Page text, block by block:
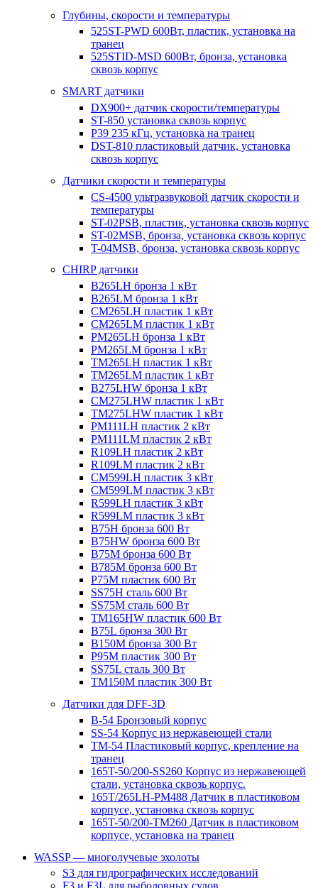
Глубины, скорости и температуры
525ST-PWD 600Вт, пластик, установка на
транец
525STID-MSD 600Вт, бронза, установка
сквозь корпус
SMART датчики
DX900+ датчик скорости/температуры
ST-850 установка сквозь корпус
P39 235 кГц, установка на транец
DST-810 пластиковый датчик, установка
сквозь корпус
Датчики скорости и температуры
CS-4500 ультразвуковой датчик скорости и
температуры
ST-02PSB, пластик, установка сквозь корпус
ST-02MSB, бронза, установка сквозь корпус
T-04MSB, бронза, установка сквозь корпус
CHIRP датчики
B265LH бронза 1 кВт
B265LM бронза 1 кВт
CM265LH пластик 1 кВт
CM265LM пластик 1 кВт
PM265LH бронза 1 кВт
PM265LM бронза 1 кВт
TM265LH пластик 1 кВт
TM265LM пластик 1 кВт
B275LHW бронза 1 кВт
CM275LHW пластик 1 кВт
TM275LHW пластик 1 кВт
PM111LH пластик 2 кВт
PM111LM пластик 2 кВт
R109LH пластик 2 кВт
R109LM пластик 2 кВт
CM599LH пластик 3 кВт
CM599LM пластик 3 кВт
R599LH пластик 3 кВт
R599LM пластик 3 кВт
B75H бронза 600 Вт
B75HW бронза 600 Вт
B75M бронза 600 Вт
B785M бронза 600 Вт
P75M пластик 600 Вт
SS75H сталь 600 Вт
SS75M сталь 600 Вт
TM165HW пластик 600 Вт
B75L бронза 300 Вт
B150M бронза 300 Вт
P95M пластик 300 Вт
SS75L сталь 300 Вт
TM150M пластик 300 Вт
Датчики для DFF-3D
B-54 Бронзовый корпус
SS-54 Корпус из нержавеющей стали
TM-54 Пластиковый корпус, крепление на
транец
165T-50/200-SS260 Корпус из нержавеющей
стали, установка сквозь корпус.
165T/265LH-PM488 Датчик в пластиковом
корпусе, установка сквозь корпус
165T-50/200-TM260 Датчик в пластиковом
корпусе, установка на транец
WASSP — многолучевые эхолоты
S3 для гидрографических исследований